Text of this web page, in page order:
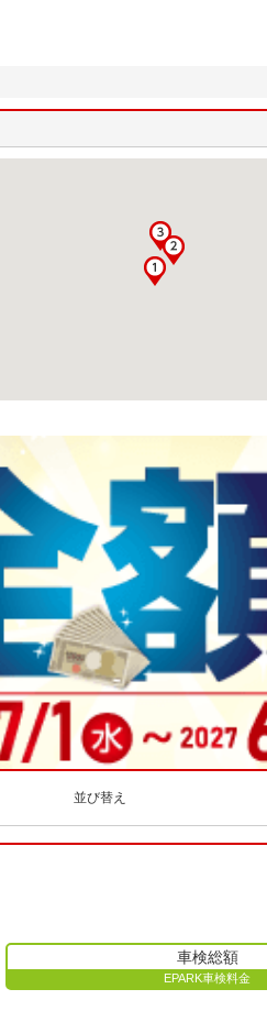
並び替え
車検総額
EPARK車検料金